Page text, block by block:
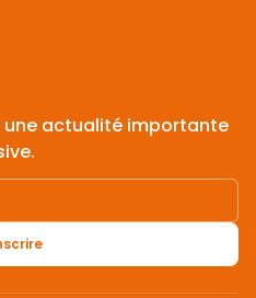
une actualité importante